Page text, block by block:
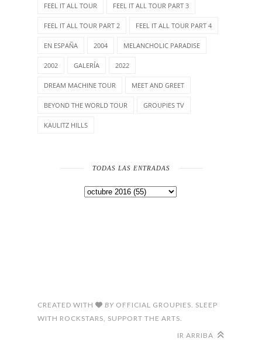
FEEL IT ALL TOUR FEEL IT ALL TOUR PART 3
FEEL IT ALL TOUR PART 2 FEEL IT ALL TOUR PART 4
EN ESPAÑA 2004 MELANCHOLIC PARADISE
2002 GALERÍA 2022
DREAM MACHINE TOUR MEET AND GREET
BEYOND THE WORLD TOUR GROUPIES TV
KAULITZ HILLS
TODAS LAS ENTRADAS
CREATED WITH BY OFFICIAL GROUPIES. SLEEP
WITH ROCKSTARS, SUPPORT THE ARTS.
IR ARRIBA